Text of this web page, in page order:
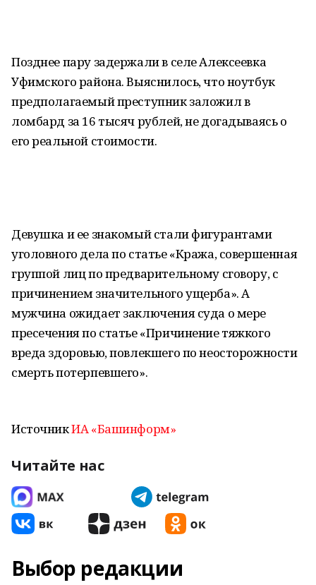
Позднее пару задержали в селе Алексеевка
Уфимского района. Выяснилось, что ноутбук
предполагаемый преступник заложил в
ломбард за 16 тысяч рублей, не догадываясь о
его реальной стоимости.
Девушка и ее знакомый стали фигурантами
уголовного дела по статье «Кража, совершенная
группой лиц по предварительному сговору, с
причинением значительного ущерба». А
мужчина ожидает заключения суда о мере
пресечения по статье «Причинение тяжкого
вреда здоровью, повлекшего по неосторожности
смерть потерпевшего».
ИсточникИА «Башинформ»
Читайте нас
Выбор редакции